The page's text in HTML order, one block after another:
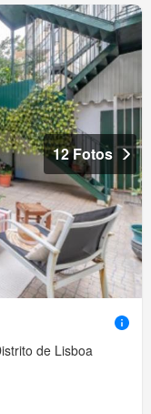
12 Fotos
de Lisboa